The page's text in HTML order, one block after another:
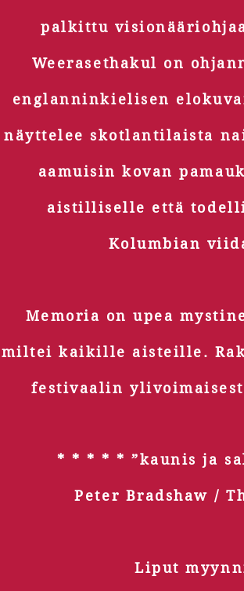
palkittu
Weerasethakul on
englanninkielisen
näyttelee skotlantilaista
aamuisin kovan
aistilliselle että
Kolumbian
Memoria on upea
miltei kaikille aisteille.
festivaalin
* * * * * ”kaunis ja
Peter Bradshaw /
Liput